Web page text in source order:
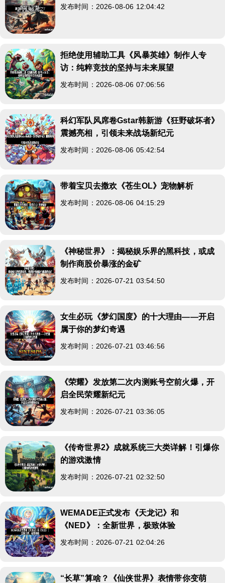
发布时间：2026-08-06 12:04:42
拒绝使用辅助工具《风暴英雄》制作人专
访：纯粹竞技的坚持与未来展望
发布时间：2026-08-06 07:06:56
科幻军队风席卷Gstar韩新游《狂野破坏者》
震撼亮相，引领未来战场新纪元
发布时间：2026-08-06 05:42:54
带着宝贝去撒欢《苍生OL》宠物解析
发布时间：2026-08-06 04:15:29
《神秘世界》：揭秘娱乐界的黑科技，或成
制作商股价暴涨的金矿
发布时间：2026-07-21 03:54:50
女生必玩《梦幻国度》的十大理由——开启
属于你的梦幻奇遇
发布时间：2026-07-21 03:46:56
《荣耀》发放第二次内测账号空前火爆，开
启全民荣耀新纪元
发布时间：2026-07-21 03:36:05
《传奇世界2》成就系统三大类详解！引爆你
的游戏激情
发布时间：2026-07-21 02:32:50
WEMADE正式发布《天龙记》和
《NED》：全新世界，极致体验
发布时间：2026-07-21 02:04:26
“长草”算啥？《仙侠世界》表情带你变萌